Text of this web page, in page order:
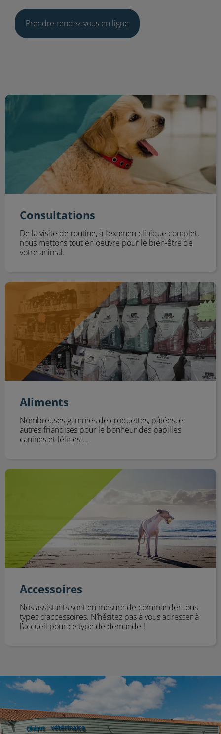
Prendre rendez-vous en ligne
Consultations
De la visite de routine, à l’examen clinique complet,
nous mettons tout en oeuvre pour le bien-être de
votre animal.
Aliments
Aliments
Nombreuses gammes de croquettes, pâtées, et
autres friandises pour le bonheur des papilles
canines et félines ...
Accessoires
Accessoires
Nos assistants sont en mesure de commander tous
types d’accessoires. N’hésitez pas à vous adresser à
l’accueil pour ce type de demande !